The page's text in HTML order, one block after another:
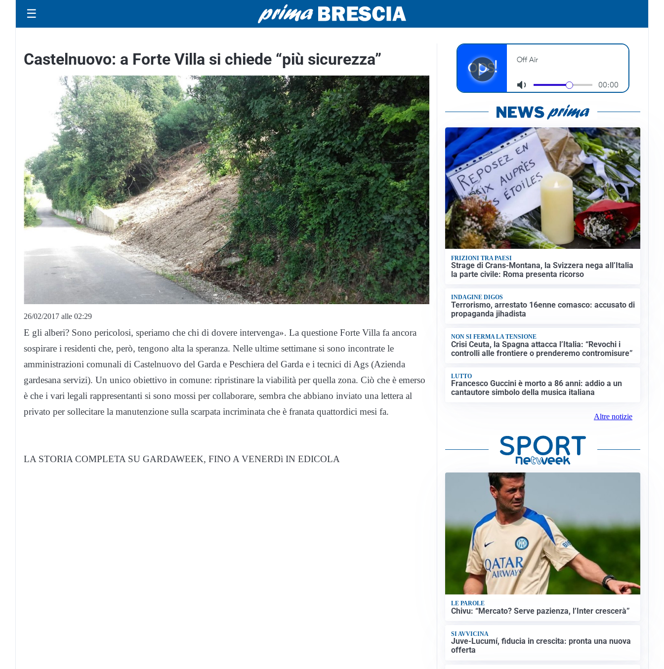
☰
Castelnuovo: a Forte Villa si chiede “più sicurezza”
26/02/2017 alle 02:29
E gli alberi? Sono pericolosi, speriamo che chi di dovere intervenga». La questione Forte Villa fa ancora
sospirare i residenti che, però, tengono alta la speranza. Nelle ultime settimane si sono incontrate le
amministrazioni comunali di Castelnuovo del Garda e Peschiera del Garda e i tecnici di Ags (Azienda
gardesana servizi). Un unico obiettivo in comune: ripristinare la viabilità per quella zona. Ciò che è emerso
è che i vari legali rappresentanti si sono mossi per collaborare, sembra che abbiano inviato una lettera al
privato per sollecitare la manutenzione sulla scarpata incriminata che è franata quattordici mesi fa.
LA STORIA COMPLETA SU GARDAWEEK, FINO A VENERDì IN EDICOLA
FRIZIONI TRA PAESI
Strage di Crans-Montana, la Svizzera nega all’Italia
la parte civile: Roma presenta ricorso
INDAGINE DIGOS
Terrorismo, arrestato 16enne comasco: accusato di
propaganda jihadista
NON SI FERMA LA TENSIONE
Crisi Ceuta, la Spagna attacca l’Italia: “Revochi i
controlli alle frontiere o prenderemo contromisure”
LUTTO
Francesco Guccini è morto a 86 anni: addio a un
cantautore simbolo della musica italiana
Altre notizie
LE PAROLE
Chivu: “Mercato? Serve pazienza, l’Inter crescerà”
SI AVVICINA
Juve-Lucumí, fiducia in crescita: pronta una nuova
offerta